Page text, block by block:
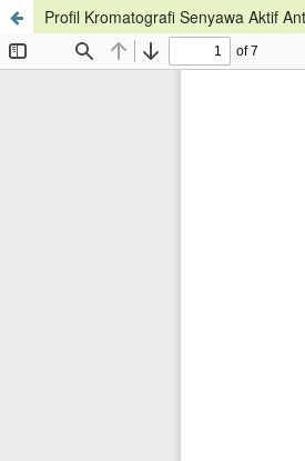
Profil Kromatografi Senyawa Aktif